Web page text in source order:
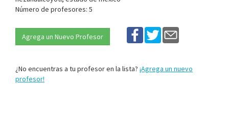
Número de profesores: 5
Agrega un Nuevo Profesor
¿No encuentras a tu profesor en la lista? ¡Agrega un nuevo
profesor!